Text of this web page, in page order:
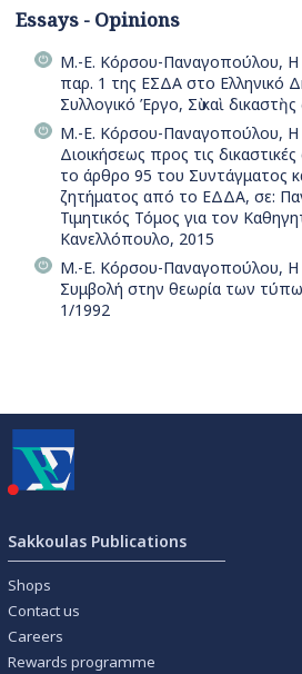
Essays - Opinions
Μ.-Ε. Κόρσου-Παναγοπούλου, Η
παρ. 1 της ΕΣΔΑ στο Ελληνικό
Συλλογικό Έργο, Σὺ καὶ
Μ.-Ε. Κόρσου-Παναγοπούλου,
Διοικήσεως προς τις
το άρθρο 95 του Συντάγματος
ζητήματος από το ΕΔΔΑ, σε:
Τιμητικός Τόμος για τον
Κανελλόπουλο, 2015
Μ.-Ε. Κόρσου-Παναγοπούλου, Η
Συμβολή στην θεωρία των
1/1992
Sakkoulas Publications
Shops
Contact us
Careers
Rewards programme